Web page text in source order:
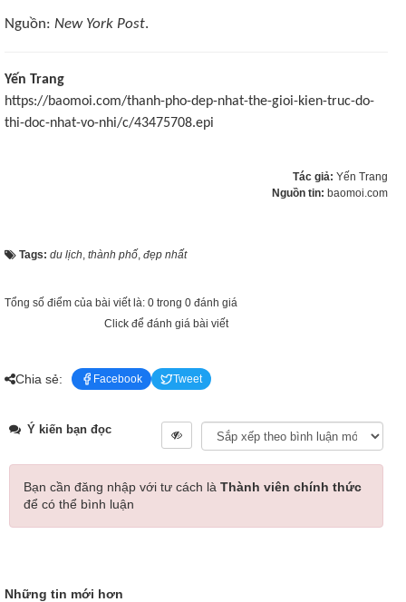
Nguồn: New York Post.
Yến Trang
https://baomoi.com/thanh-pho-dep-nhat-the-gioi-kien-truc-do-
thi-doc-nhat-vo-nhi/c/43475708.epi
Tác giả: Yến Trang
Nguồn tin: baomoi.com
Tags: du lịch, thành phố, đẹp nhất
Tổng số điểm của bài viết là: 0 trong 0 đánh giá
Click để đánh giá bài viết
Chia sẻ: Facebook Tweet
Ý kiến bạn đọc
Bạn cần đăng nhập với tư cách là Thành viên chính thức
để có thể bình luận
Những tin mới hơn